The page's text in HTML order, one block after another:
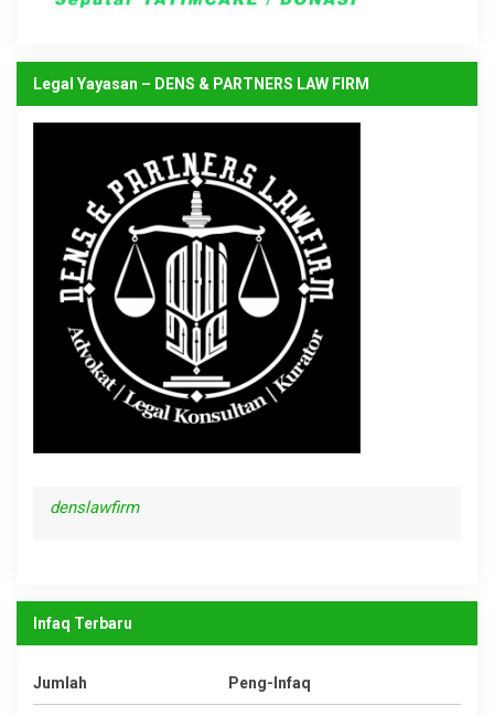
Legal Yayasan – DENS & PARTNERS LAW FIRM
denslawfirm
Infaq Terbaru
Jumlah Peng-Infaq